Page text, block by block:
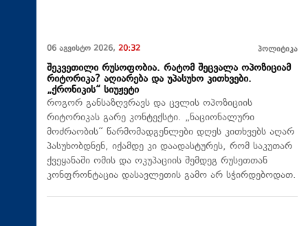
06 აგვისტო 2026, 20:32 პოლიტიკა
შეკვეთილი რუსოფობია. რატომ შეცვალა ოპოზიციამ
რიტორიკა? აღიარება და უპასუხო კითხვები.
„ქრონიკის“ სიუჟეტი
როგორ განსაზღვრავს და ცვლის ოპოზიციის
რიტორიკას გარე კონტექსტი. „ნაციონალური
მოძრაობის“ წარმომადგენლები დღეს კითხვებს აღარ
პასუხობდნენ, იქამდე კი დაადასტურეს, რომ საკუთარ
ქვეყანაში ომის და ოკუპაციის შემდეგ რუსეთთან
კონფრონტაცია დასავლეთის გამო არ სჭირდებოდათ.